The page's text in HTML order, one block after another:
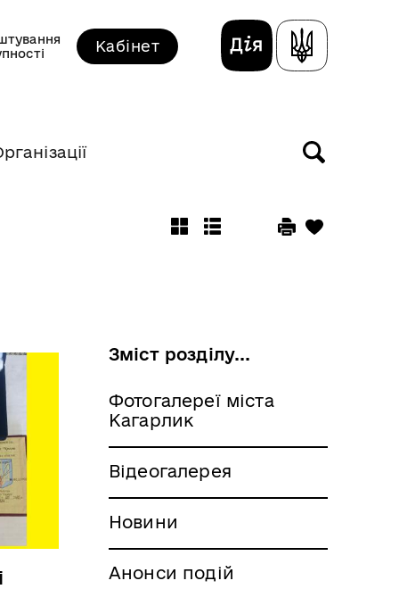
Кабінет
Зміст розділу...
Фотогалереї міста
Кагарлик
Відеогалерея
Новини
Анонси подій